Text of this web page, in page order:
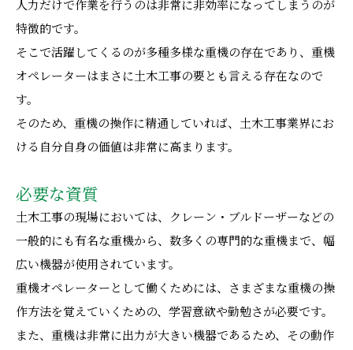
人力だけで作業を行うのは非常に非効率になってしまうのが
特徴的です。
そこで活躍してくるのが多種多様な重機の存在であり、重機
オペレーターはまさに土木工事の要とも言える存在なので
す。
そのため、重機の操作に精通していれば、土木工事業界にお
ける自分自身の価値は非常に高まります。
必要な資質
土木工事の現場においては、クレーン・ブルドーザーなどの
一般的にも有名な重機から、数多くの専門的な重機まで、幅
広い機器が使用されています。
重機オペレーターとして働くためには、さまざまな重機の操
作方法を覚えていくための、学習意欲や勤勉さが必要です。
また、重機は非常に出力が大きい機器であるため、その動作